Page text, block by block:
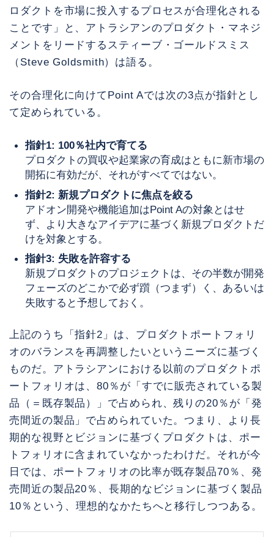
ロダクトを市場に投入するプロセスが合理化される
ことです」と、アトラシアンのプロダクト・マネジ
メントをリードするスティーブ・ゴールドスミス
（Steve Goldsmith）は語る。
その合理化に向けてPoint Aでは次の3点が指針とし
て定められている。
指針1: 100％社内で育てる
プロダクトの買収や起業家の育成はともに新市場の
開拓に有効だが、それがすべてではない。
指針2: 新規プロダクトに焦点を絞る
アドオン開発や機能追加はPoint Aの対象とはせ
ず、より大きなアイデアに基づく新規プロダクトだ
けを対象とする。
指針3: 失敗を許容する
新規プロダクトのプロジェクトは、その半数が開発
フェーズのどこかで必ず躓（つまず）く、あるいは
失敗すると予想しておく。
上記のうち「指針2」は、プロダクトポートフォリ
オのバランスを再調整したいというニーズに基づく
ものだ。アトラシアンにおける以前のプロダクトポ
ートフォリオは、80％が「すでに販売されている製
品（＝既存製品）」で占められ、残りの20％が「発
売間近の製品」で占められていた。つまり、より長
期的な視野とビジョンに基づくプロダクトは、ポー
トフォリオに含まれていなかったわけだ。それが今
日では、ポートフォリオの比率が既存製品70％、発
売間近の製品20％、長期的なビジョンに基づく製品
10％という、理想的なかたちへと移行しつつある。